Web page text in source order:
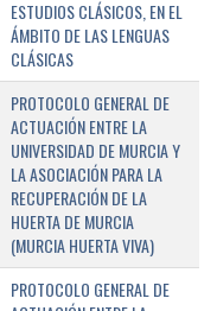
ESTUDIOS CLÁSICOS, EN EL
ÁMBITO DE LAS LENGUAS
CLÁSICAS
PROTOCOLO GENERAL DE
ACTUACIÓN ENTRE LA
UNIVERSIDAD DE MURCIA Y
LA ASOCIACIÓN PARA LA
RECUPERACIÓN DE LA
HUERTA DE MURCIA
(MURCIA HUERTA VIVA)
PROTOCOLO GENERAL DE